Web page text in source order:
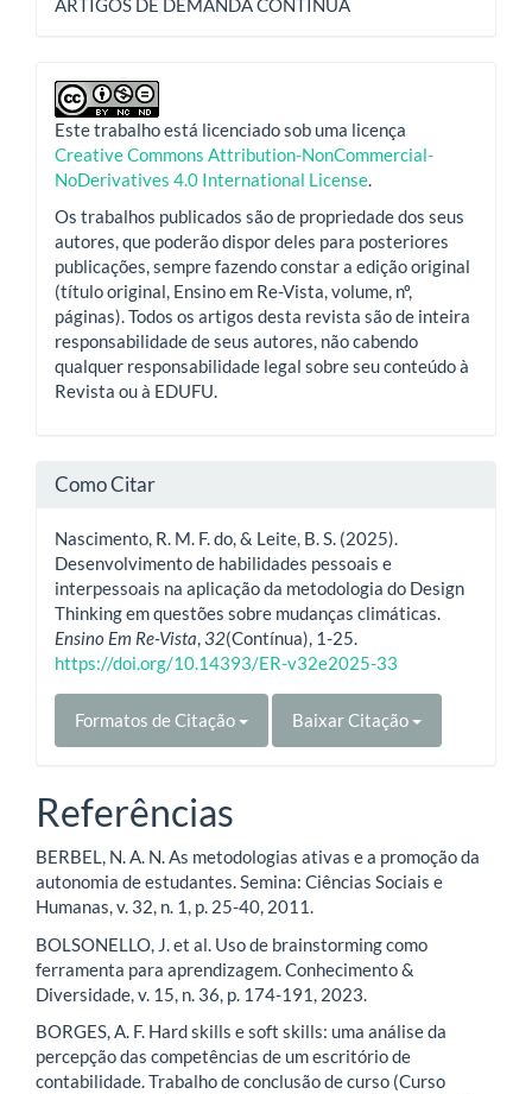
Este trabalho está licenciado sob uma licença
Creative Commons Attribution-NonCommercial-
NoDerivatives 4.0 International License
Os trabalhos publicados são de propriedade dos seus
autores, que poderão dispor deles para posteriores
publicações, sempre fazendo constar a edição original
(título original, Ensino em Re-Vista, volume, nº,
páginas). Todos os artigos desta revista são de inteira
responsabilidade de seus autores, não cabendo
qualquer responsabilidade legal sobre seu conteúdo à
Revista ou à EDUFU.
Como Citar
Nascimento, R. M. F. do, & Leite, B. S. (2025).
Desenvolvimento de habilidades pessoais e
interpessoais na aplicação da metodologia do Design
Thinking em questões sobre mudanças climáticas.
Ensino Em Re-Vista 32(Contínua), 1-25.
https://doi.org/10.14393/ER-v32e2025-33
Formatos de Citação Baixar Citação
Referências
BERBEL, N. A. N. As metodologias ativas e a promoção da
autonomia de estudantes. Semina: Ciências Sociais e
Humanas, v. 32, n. 1, p. 25-40, 2011.
BOLSONELLO, J. et al. Uso de brainstorming como
ferramenta para aprendizagem. Conhecimento &
Diversidade, v. 15, n. 36, p. 174-191, 2023.
BORGES, A. F. Hard skills e soft skills: uma análise da
percepção das competências de um escritório de
contabilidade. Trabalho de conclusão de curso (Curso